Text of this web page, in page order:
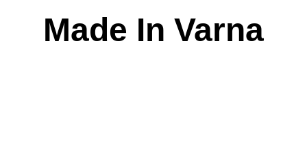
Made In Varna